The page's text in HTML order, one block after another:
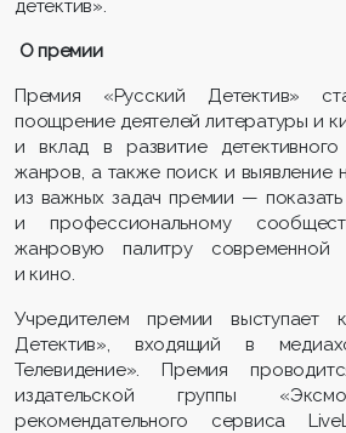
детектив».
О премии
Премия «Русский Детектив»
поощрение деятелей литературы и
и вклад в развитие
жанров, а также поиск и выявление
из важных задач премии — показать
и профессиональному
жанровую палитру современной
и кино.
Учредителем премии выступает
Детектив», входящий в
Телевидение». Премия
издательской группы
рекомендательного сервиса